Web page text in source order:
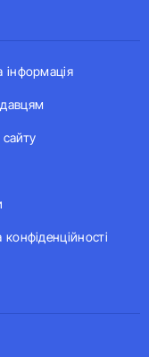
інформація
конфіденційності